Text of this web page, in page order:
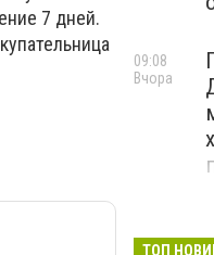
7 дней.
09:08
Вчора
Вчора
ТОП